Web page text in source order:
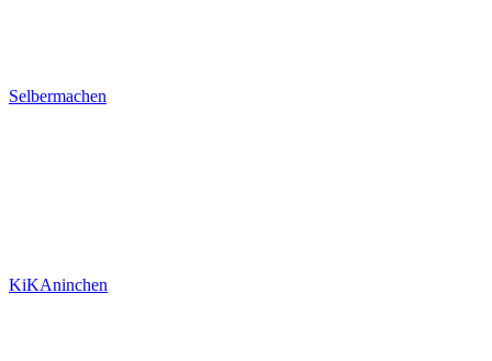
Selbermachen
KiKAninchen